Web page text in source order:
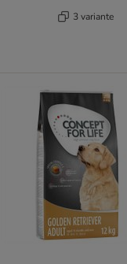
3 variante